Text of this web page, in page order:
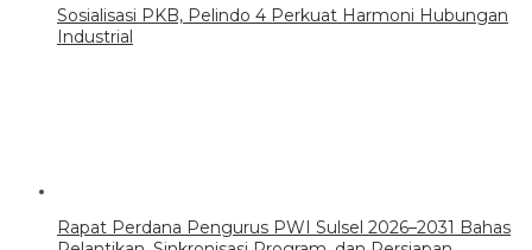
Sosialisasi PKB, Pelindo 4 Perkuat Harmoni Hubungan
Industrial
Rapat Perdana Pengurus PWI Sulsel 2026–2031 Bahas